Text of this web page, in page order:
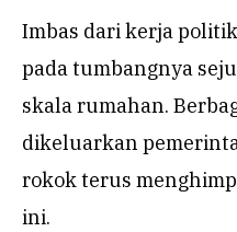
Imbas dari kerja
pada tumbangnya
skala rumahan.
dikeluarkan
rokok terus
ini.